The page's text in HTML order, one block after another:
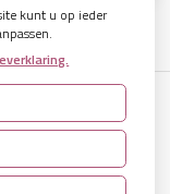
kunt u op ieder